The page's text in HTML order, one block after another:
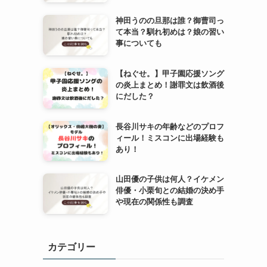
神田うのの旦那は誰？御曹司っ
て本当？馴れ初めは？娘の習い
事についても
【ねぐせ。】甲子園応援ソング
の炎上まとめ！謝罪文は飲酒後
にだした？
長谷川サキの年齢などのプロフ
ィール！ミスコンに出場経験も
あり！
山田優の子供は何人？イケメン
俳優・小栗旬との結婚の決め手
や現在の関係性も調査
カテゴリー